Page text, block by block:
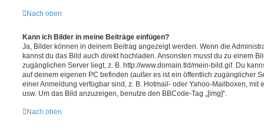
Nach oben
Kann ich Bilder in meine Beiträge einfügen?
Ja, Bilder können in deinem Beitrag angezeigt werden. Wenn die
kannst du das Bild auch direkt hochladen. Ansonsten musst du zu einem
zugänglichen Server liegt, z. B. http://www.domain.tld/mein-bild.gif. Du
auf deinem eigenen PC befinden (außer es ist ein öffentlich zugänglicher
einer Anmeldung verfügbar sind, z. B. Hotmail- oder Yahoo-Mailboxen, mit
usw. Um das Bild anzuzeigen, benutze den BBCode-Tag „[img]“.
Nach oben